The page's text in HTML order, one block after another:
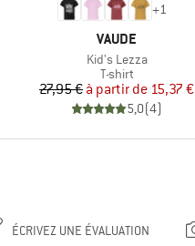
+1
MARQUE
VAUDE
Article
Kid's Lezza
Product group
T-shirt
Prix
27,95 € Prix réduit
à partir de 15,37 €
5,0(4)
ÉCRIVEZ UNE ÉVALUATION